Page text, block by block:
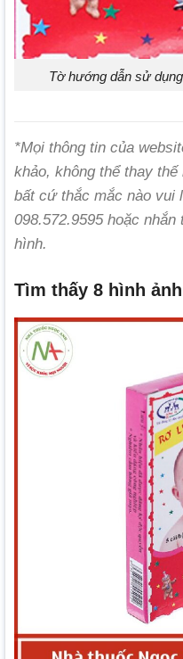
Tờ hướng dẫn sử
*Mọi thông tin của
khảo, không thể thay
bất cứ thắc mắc nào vui
098.572.9595 hoặc
hình.
Tìm thấy 8 hình ảnh